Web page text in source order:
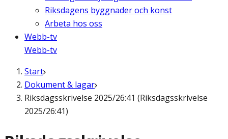
Riksdagens byggnader och konst
Arbeta hos oss
Webb-tv
Webb-tv
Start
Dokument & lagar
Riksdagsskrivelse 2025/26:41 (Riksdagsskrivelse
2025/26:41)